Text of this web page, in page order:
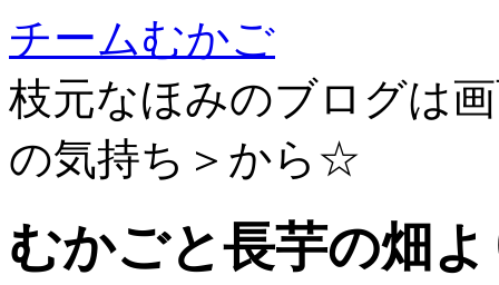
チームむかご
枝元なほみのブログは
の気持ち＞から☆
むかごと長芋の畑